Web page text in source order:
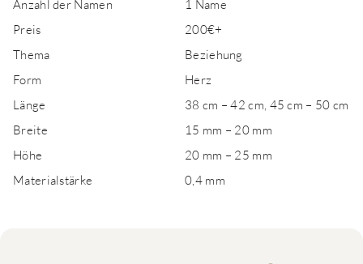
Anzahl der Namen
1 Name
Preis
200€+
Thema
Beziehung
Form
Herz
Länge
38 cm – 42 cm, 45 cm – 50 cm
Breite
15 mm – 20 mm
Höhe
20 mm – 25 mm
Materialstärke
0,4 mm